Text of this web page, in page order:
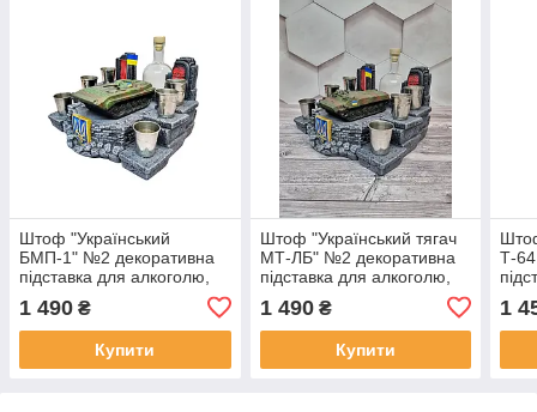
Штоф "Український
БМП-1" №2 декоративна
підставка для алкоголю,
1 490 ₴
Купити
Штоф "Український тягач
МТ-ЛБ" №2 декоративна
підставка для алкоголю,
1 490₴
Купити
Т-
1